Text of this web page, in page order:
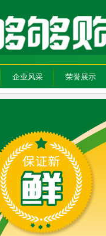
企业风采 荣誉展示